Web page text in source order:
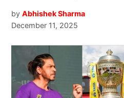
by Abhishek Sharma
December 11, 2025